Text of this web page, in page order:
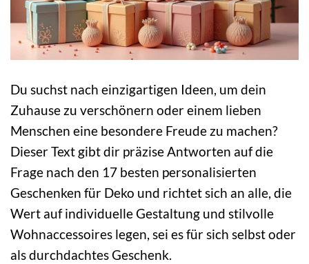
Du suchst nach einzigartigen Ideen, um dein
Zuhause zu verschönern oder einem lieben
Menschen eine besondere Freude zu machen?
Dieser Text gibt dir präzise Antworten auf die
Frage nach den 17 besten personalisierten
Geschenken für Deko und richtet sich an alle, die
Wert auf individuelle Gestaltung und stilvolle
Wohnaccessoires legen, sei es für sich selbst oder
als durchdachtes Geschenk.